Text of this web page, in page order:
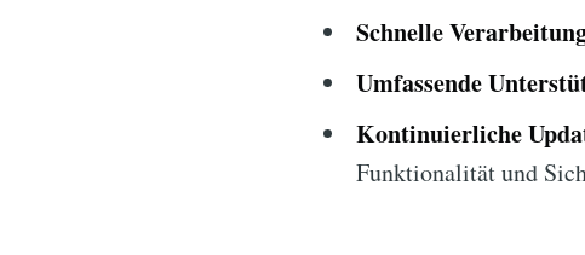
Schnelle
Umfassende
Kontinuierliche
Funktionalität und